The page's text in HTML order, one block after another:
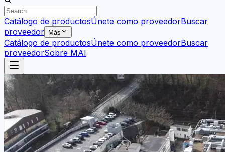
Catálogo de productosÚnete como proveedorBuscar
proveedor
Más
Catálogo de productosÚnete como proveedorBuscar
proveedorSobre MAI